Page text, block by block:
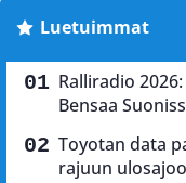
Luetuimmat
Ralliradio
Bensaa
Toyotan data
rajuun